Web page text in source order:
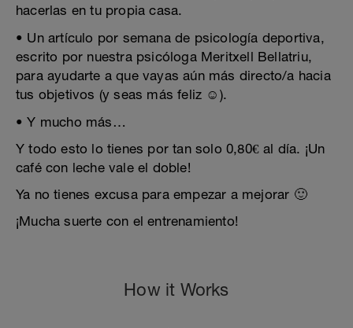
hacerlas en tu propia casa.
• Un artículo por semana de psicología deportiva,
escrito por nuestra psicóloga Meritxell Bellatriu,
para ayudarte a que vayas aún más directo/a hacia
tus objetivos (y seas más feliz ☺).
• Y mucho más…
Y todo esto lo tienes por tan solo 0,80€ al día. ¡Un
café con leche vale el doble!
Ya no tienes excusa para empezar a mejorar 🙂
¡Mucha suerte con el entrenamiento!
How it Works